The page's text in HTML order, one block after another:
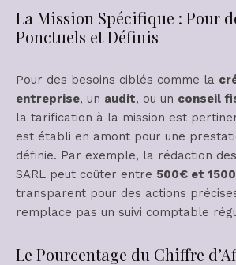
La Mission Spécifique : Pour
Ponctuels et Définis
Pour des besoins ciblés comme la
entreprise, un audit, ou un conseil
la tarification à la mission est
est établi en amont pour une
définie. Par exemple, la rédaction
SARL peut coûter entre 500€ et
transparent pour des actions
remplace pas un suivi comptable
Le Pourcentage du Chiffre